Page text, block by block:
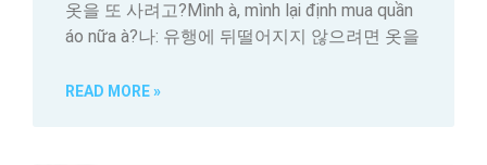
옷을 또 사려고?Mình à, mình lại định mua quần
áo nữa à?나: 유행에 뒤떨어지지 않으려면 옷을
READ MORE »